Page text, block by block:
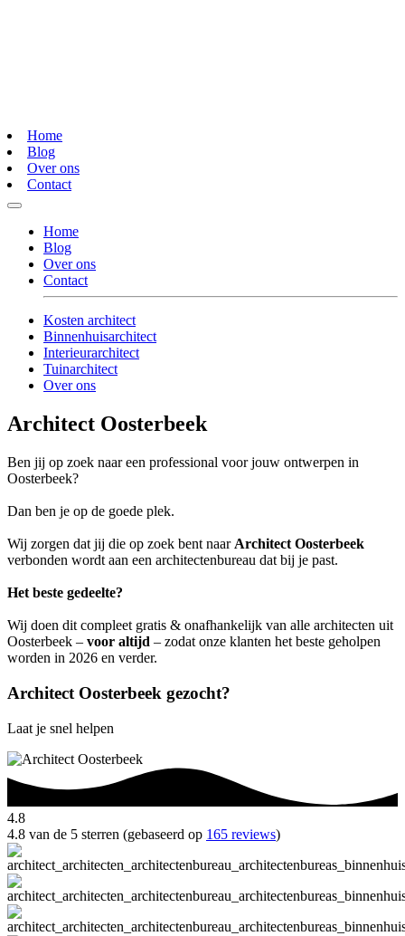
Home
Blog
Over ons
Contact
Home
Blog
Over ons
Contact
Kosten architect
Binnenhuisarchitect
Interieurarchitect
Tuinarchitect
Over ons
Architect Oosterbeek
Ben jij op zoek naar een professional voor jouw ontwerpen in
Oosterbeek?
Dan ben je op de goede plek.
Wij zorgen dat jij die op zoek bent naar Architect Oosterbeek
verbonden wordt aan een architectenbureau dat bij je past.
Het beste gedeelte?
Wij doen dit compleet gratis & onafhankelijk van alle architecten uit
Oosterbeek – voor altijd – zodat onze klanten het beste geholpen
worden in 2026 en verder.
Architect Oosterbeek gezocht?
Laat je snel helpen
4.8
4.8 van de 5 sterren (gebaseerd op 165 reviews)